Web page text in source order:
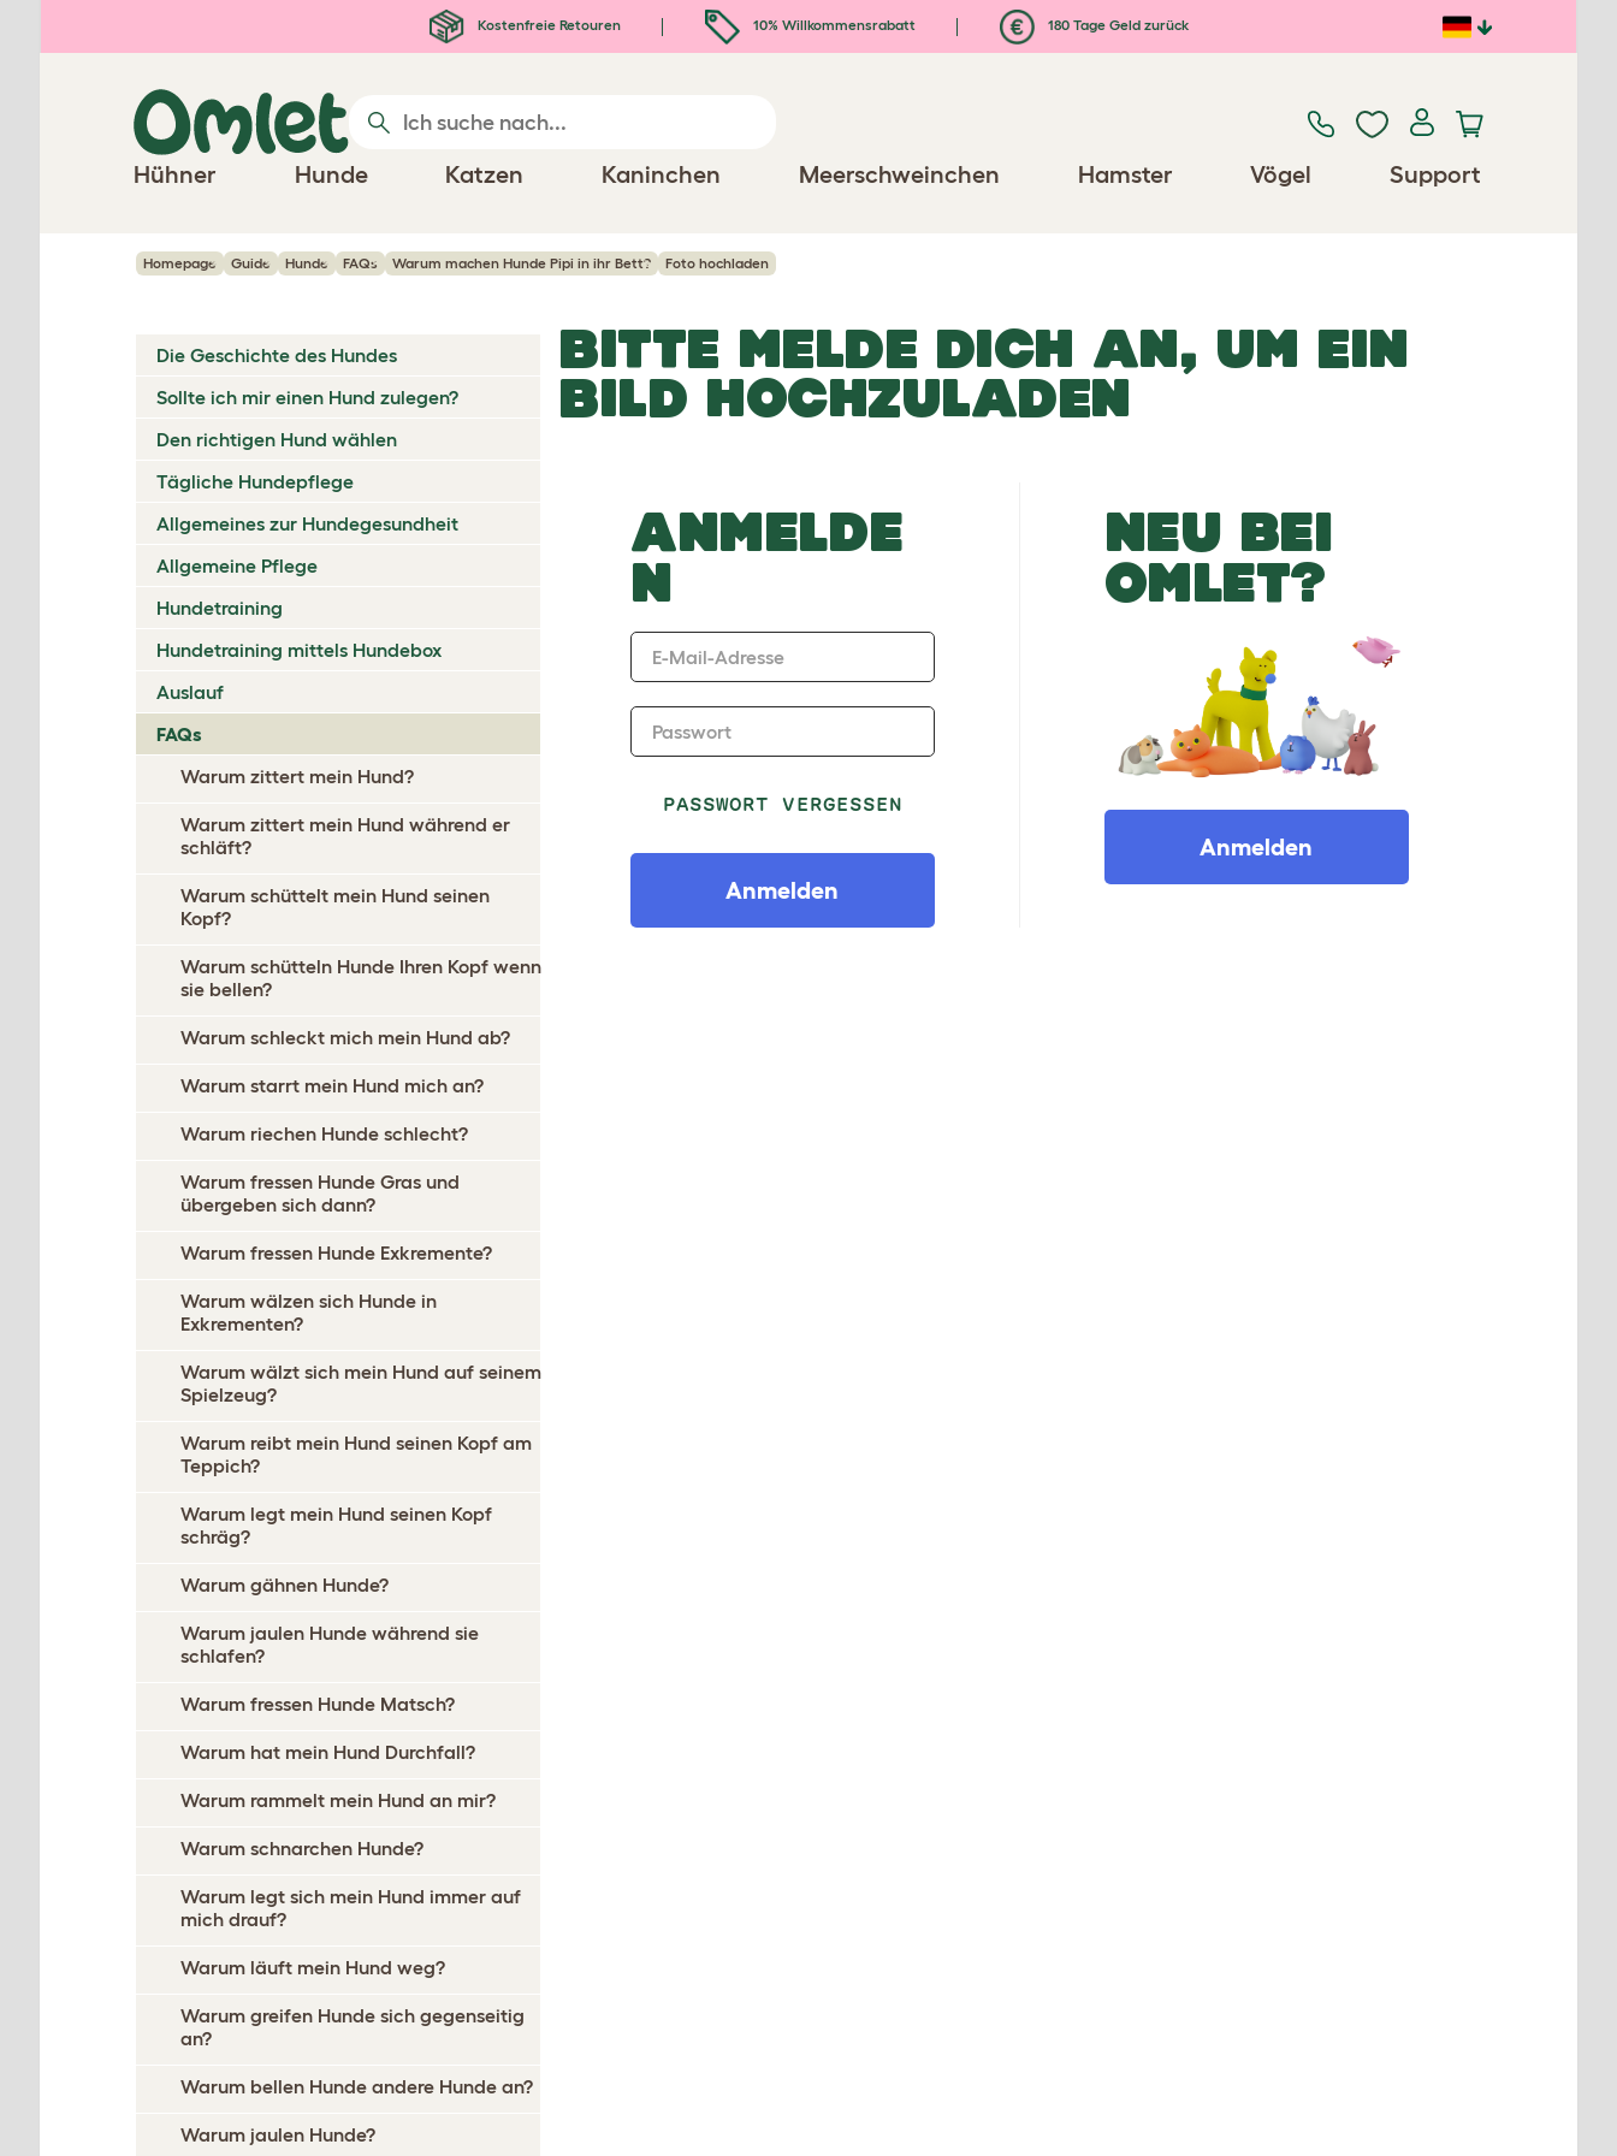
Kostenfreie Retouren 10% Willkommensrabatt 180 Tage Geld zurück
Hühner Hunde Katzen Kaninchen Meerschweinchen Hamster Vögel Support
Homepage Guide Hunde FAQs Warum machen Hunde Pipi in ihr Bett? Foto hochladen
Die Geschichte des Hundes
Sollte ich mir einen Hund zulegen?
Den richtigen Hund wählen
Tägliche Hundepflege
Allgemeines zur Hundegesundheit
Allgemeine Pflege
Hundetraining
Hundetraining mittels Hundebox
Auslauf
FAQs
Warum zittert mein Hund?
Warum zittert mein Hund während er
schläft?
Warum schüttelt mein Hund seinen
Kopf?
Warum schütteln Hunde Ihren Kopf wenn
sie bellen?
Warum schleckt mich mein Hund ab?
Warum starrt mein Hund mich an?
Warum riechen Hunde schlecht?
Warum fressen Hunde Gras und
übergeben sich dann?
Warum fressen Hunde Exkremente?
Warum wälzen sich Hunde in
Exkrementen?
Warum wälzt sich mein Hund auf seinem
Spielzeug?
Warum reibt mein Hund seinen Kopf am
Teppich?
Warum legt mein Hund seinen Kopf
schräg?
Warum gähnen Hunde?
Warum jaulen Hunde während sie
schlafen?
Warum fressen Hunde Matsch?
Warum hat mein Hund Durchfall?
Warum rammelt mein Hund an mir?
Warum schnarchen Hunde?
Warum legt sich mein Hund immer auf
mich drauf?
Warum läuft mein Hund weg?
Warum greifen Hunde sich gegenseitig
an?
Warum bellen Hunde andere Hunde an?
Warum jaulen Hunde?
BITTE MELDE DICH AN, UM EIN
BILD HOCHZULADEN
ANMELDE
N
E-Mail-Adresse
Passwort
PASSWORT VERGESSEN
Anmelden
NEU BEI
OMLET?
Anmelden